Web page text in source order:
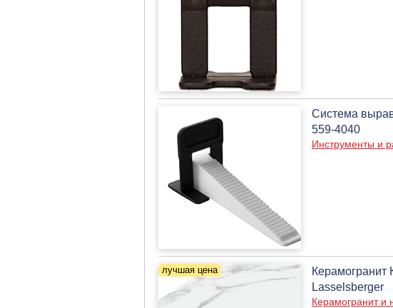
Система
559-4040
Инструменты и
Керамогранит
Lasselsberger
Керамогранит и